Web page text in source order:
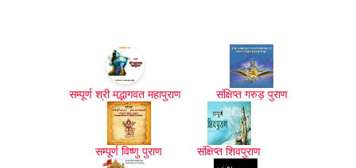
सम्पूर्ण श्री मद्भागवत महापुराण संक्षिप्त गरुड़ पुराण
सम्पूर्ण विष्णु पुराण संक्षिप्त शिवपुराण